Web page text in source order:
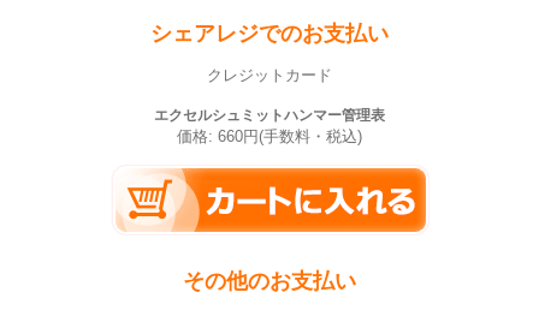
シェアレジでのお支払い
クレジットカード
エクセルシュミットハンマー管理表
価格: 660円(手数料・税込)
その他のお支払い